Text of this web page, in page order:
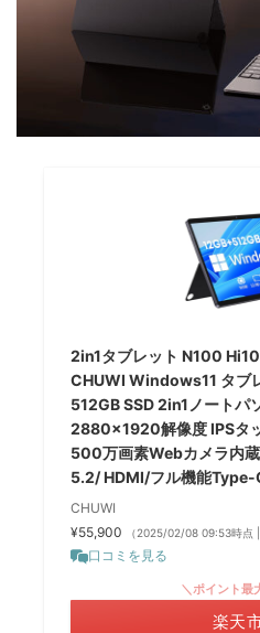
2in1タブレット N100
CHUWI Windows11 タブ
512GB SSD 2in1ノートパ
2880x1920解像度 IPSタ
500万画素Webカメラ内
5.2/ HDMI/フル機能Type-
CHUWI
¥55,900
（2025/02/08 09:53時点 |
口コミを見る
＼ポイント最
楽天